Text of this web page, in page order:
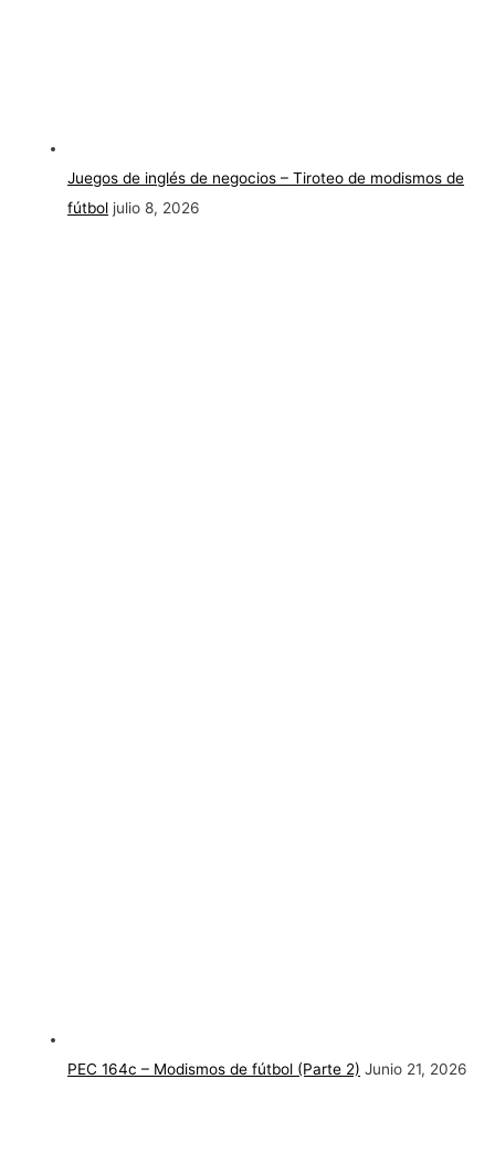
Juegos de inglés de negocios – Tiroteo de modismos de
fútbol julio 8, 2026
PEC 164c – Modismos de fútbol (Parte 2) Junio 21, 2026